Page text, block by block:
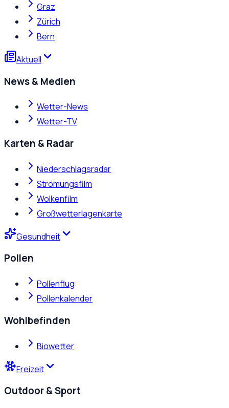
Graz
Zürich
Bern
Aktuell
News & Medien
Wetter-News
Wetter-TV
Karten & Radar
Niederschlagsradar
Strömungsfilm
Wolkenfilm
Großwetterlagenkarte
Gesundheit
Pollen
Pollenflug
Pollenkalender
Wohlbefinden
Biowetter
Freizeit
Outdoor & Sport